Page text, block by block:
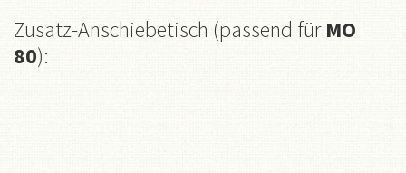
Zusatz-Anschiebetisch (passend fürMO
80):